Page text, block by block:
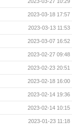
2023-03-18 17:57
2023-03-13 11:53
2023-03-07 16:52
2023-02-27 09:48
2023-02-23 20:51
2023-02-18 16:00
2023-02-14 19:36
2023-02-14 10:15
2023-01-23 11:18